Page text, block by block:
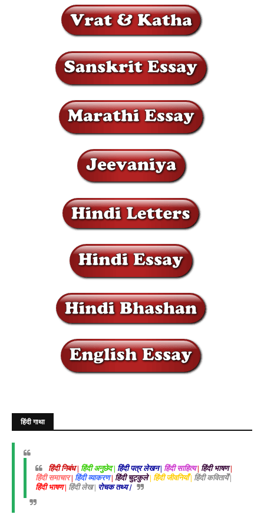
हिंदी गाथा
हिंदी निबंध | हिंदी अनुछेद | हिंदी पत्र लेखन | हिंदी साहित्य| हिंदी भाषण|
हिंदी समाचार| हिंदी व्याकरण| हिंदी चुट्कुले| हिंदी जीवनियाँ | हिंदी कवितायेँ |
हिंदी भाषण | हिंदी लेख | रोचक तथ्य |